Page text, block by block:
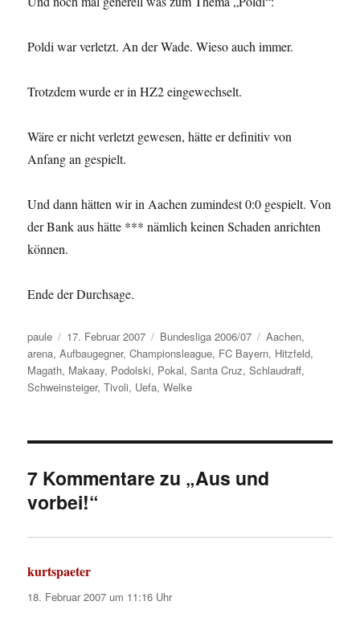
Poldi war verletzt. An der Wade. Wieso auch immer.
Trotzdem wurde er in HZ2 eingewechselt.
Wäre er nicht verletzt gewesen, hätte er definitiv von
Anfang an gespielt.
Und dann hätten wir in Aachen zumindest 0:0 gespielt. Von
der Bank aus hätte *** nämlich keinen Schaden anrichten
können.
Ende der Durchsage.
Autor
paule
Veröffentlicht
am
17. Februar 2007 Kategorien
Bundesliga 2006/07 Schlagwörter
Aachen,
arena,Aufbaugegner,Championsleague, FC Bayern, Hitzfeld,
Magath, Makaay, Podolski, Pokal,Santa Cruz,Schlaudraff,
Schweinsteiger,Tivoli, Uefa,Welke
7 Kommentare zu „Aus und
vorbei!“
kurtspaeter
18. Februar 2007 um 11:16 Uhr